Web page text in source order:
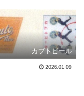
カブトビール
2026.01.09